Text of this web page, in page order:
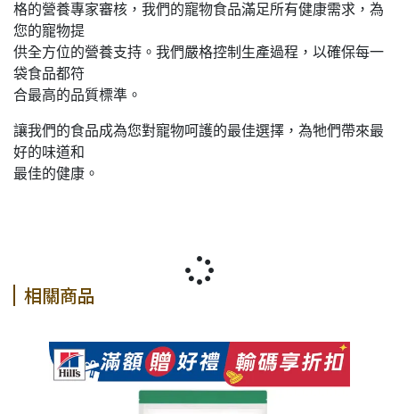
格的營養專家審核，我們的寵物食品滿足所有健康需求，為
您的寵物提
供全方位的營養支持。我們嚴格控制生產過程，以確保每一
袋食品都符
合最高的品質標準。
讓我們的食品成為您對寵物呵護的最佳選擇，為牠們帶來最
好的味道和
最佳的健康。
相關商品